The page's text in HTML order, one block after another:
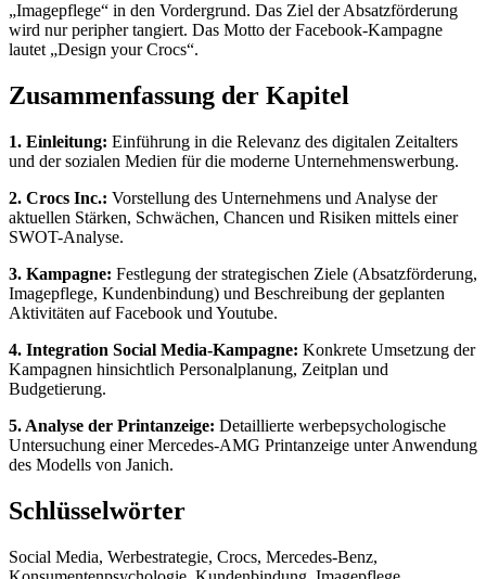
„Imagepflege“ in den Vordergrund. Das Ziel der Absatzförderung
wird nur peripher tangiert. Das Motto der Facebook-Kampagne
lautet „Design your Crocs“.
Zusammenfassung der Kapitel
1. Einleitung: Einführung in die Relevanz des digitalen Zeitalters
und der sozialen Medien für die moderne Unternehmenswerbung.
2. Crocs Inc.: Vorstellung des Unternehmens und Analyse der
aktuellen Stärken, Schwächen, Chancen und Risiken mittels einer
SWOT-Analyse.
3. Kampagne: Festlegung der strategischen Ziele (Absatzförderung,
Imagepflege, Kundenbindung) und Beschreibung der geplanten
Aktivitäten auf Facebook und Youtube.
4. Integration Social Media-Kampagne: Konkrete Umsetzung der
Kampagnen hinsichtlich Personalplanung, Zeitplan und
Budgetierung.
5. Analyse der Printanzeige: Detaillierte werbepsychologische
Untersuchung einer Mercedes-AMG Printanzeige unter Anwendung
des Modells von Janich.
Schlüsselwörter
Social Media, Werbestrategie, Crocs, Mercedes-Benz,